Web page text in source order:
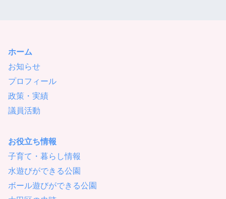
ホーム
お知らせ
プロフィール
政策・実績
議員活動
お役立ち情報
子育て・暮らし情報
水遊びができる公園
ボール遊びができる公園